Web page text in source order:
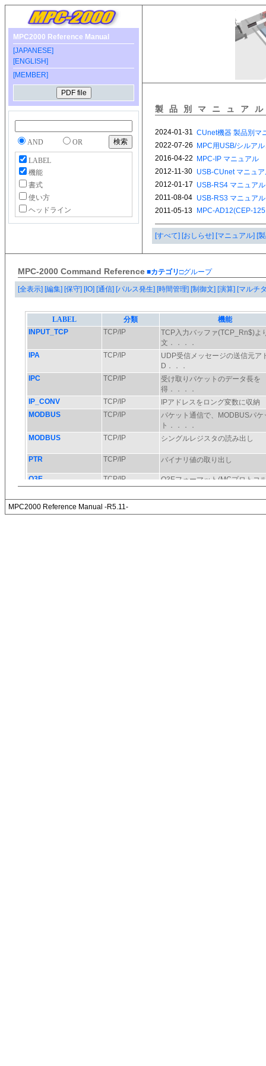
MPC2000 Reference Manual
[JAPANESE]
[ENGLISH]
[MEMBER]
AND OR
LABEL
機能
書式
使い方
ヘッドライン
製品別マニュア
[すべて] [おしらせ] [マニュアル] [
MPC-2000 Command Reference ■カテゴリ□グループ
[全表示] [編集] [保守] [IO] [通信] [パルス発生] [時間管理] [制御文] [演算] [マルチ
MPC2000 Reference Manual -R5.11-